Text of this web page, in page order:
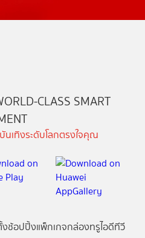
CLASS SMART
เทิงระดับโลกตรงใจคุณ
ช้อปปิ้งแพ็กเกจกล่องทรูไอดีทีวี